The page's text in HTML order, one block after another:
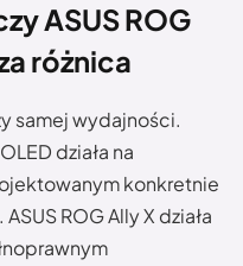
ASUS ROG
różnica
samej wydajności.
działa na
konkretnie
ROG Ally X działa